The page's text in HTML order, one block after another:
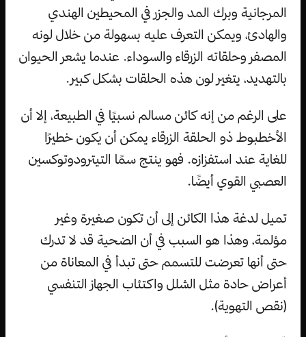
المرجانية وبرك المد والجزر في المحيطين الهندي
والهادئ، ويمكن التعرف عليه بسهولة من خلال لونه
المصفر وحلقاته الزرقاء والسوداء. عندما يشعر الحيوان
بالتهديد، يتغير لون هذه الحلقات بشكل كبير.
على الرغم من إنه كائن مسالم نسبيًا في الطبيعة، إلا أن
الأخطبوط ذو الحلقة الزرقاء يمكن أن يكون خطيرًا
للغاية عند استفزازه. فهو ينتج سمًا التيترودوتوكسين
العصبي القوي أيضًا.
تميل لدغة هذا الكائن إلى أن تكون صغيرة وغير
مؤلمة، وهذا هو السبب في أن الضحية قد لا تدرك
حتى أنها تعرضت للتسمم حتى تبدأ في المعاناة من
أعراض حادة مثل الشلل واكتئاب الجهاز التنفسي
(نقص التهوية).